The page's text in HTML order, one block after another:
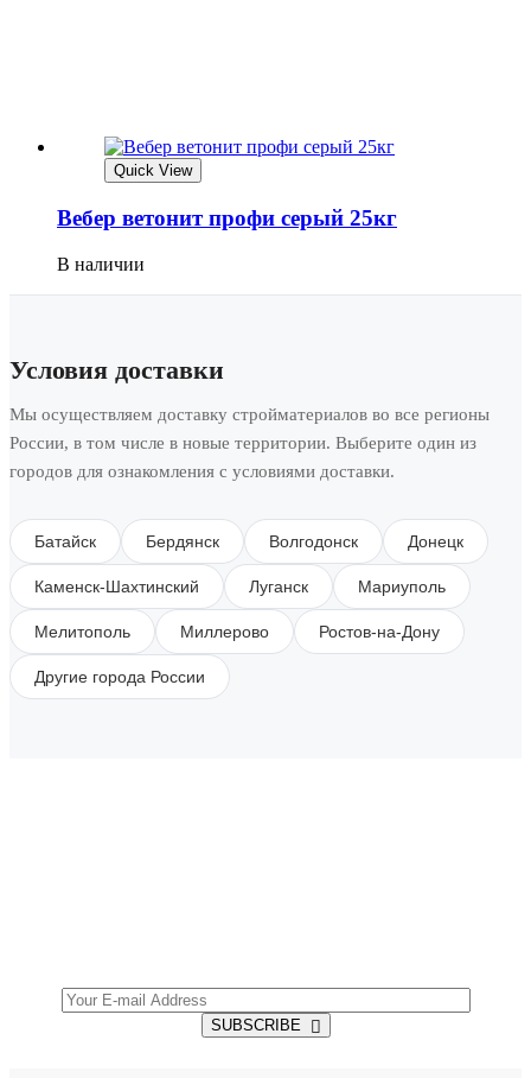
Quick View
Вебер ветонит профи серый 25кг
В наличии
Условия доставки
Мы осуществляем доставку стройматериалов во все регионы
России, в том числе в новые территории. Выберите один из
городов для ознакомления с условиями доставки.
Батайск Бердянск Волгодонск Донецк
Каменск-Шахтинский Луганск Мариуполь
Мелитополь Миллерово Ростов-на-Дону
Другие города России
SUBSCRIBE